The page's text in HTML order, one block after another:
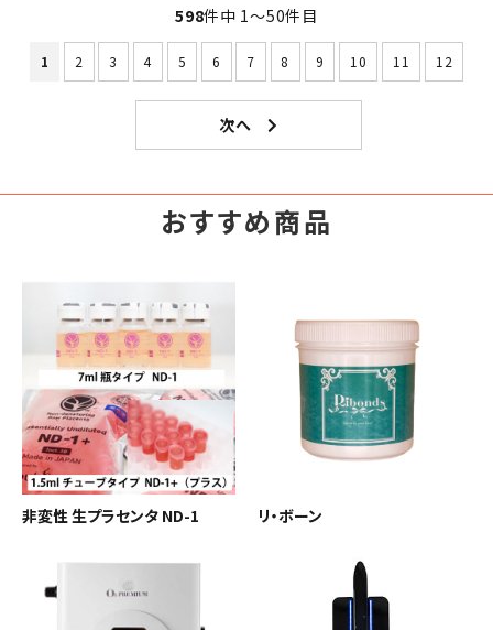
598件中 1〜50件目
1 2 3 4 5 6 7 8 9 10 11 12
おすすめ商品
非変性 生プラセンタ ND-1 リ・ボーン